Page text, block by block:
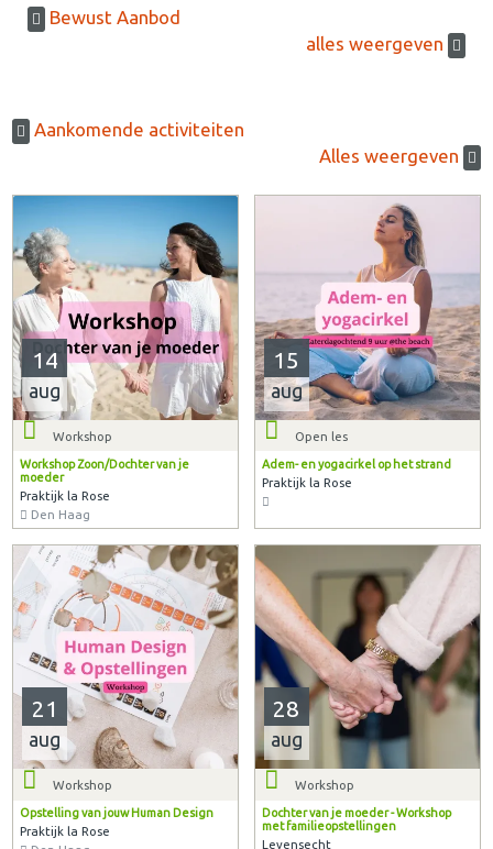
Bewust Aanbod
alles weergeven
Aankomende activiteiten
Alles weergeven
14
aug
Workshop
Workshop Zoon/Dochter van je
moeder
Praktijk la Rose
Den Haag
15
aug
Open les
Adem- en yogacirkel op het strand
Praktijk la Rose
21
aug
Workshop
Opstelling van jouw Human Design
Praktijk la Rose
28
aug
Workshop
Dochter van je moeder - Workshop
met familieopstellingen
Levensecht